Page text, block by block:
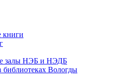
залы НЭБ и НЭДБ
Вологды